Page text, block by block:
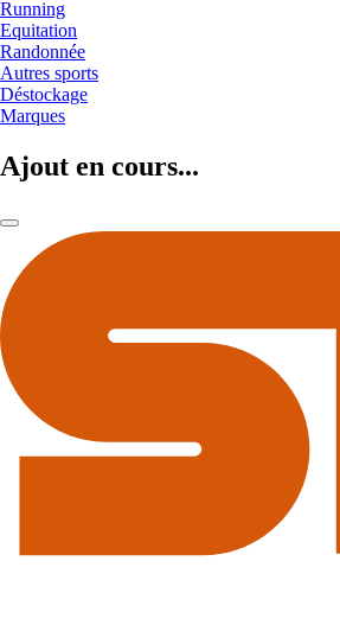
Running
Equitation
Randonnée
Autres sports
Déstockage
Marques
Ajout en cours...